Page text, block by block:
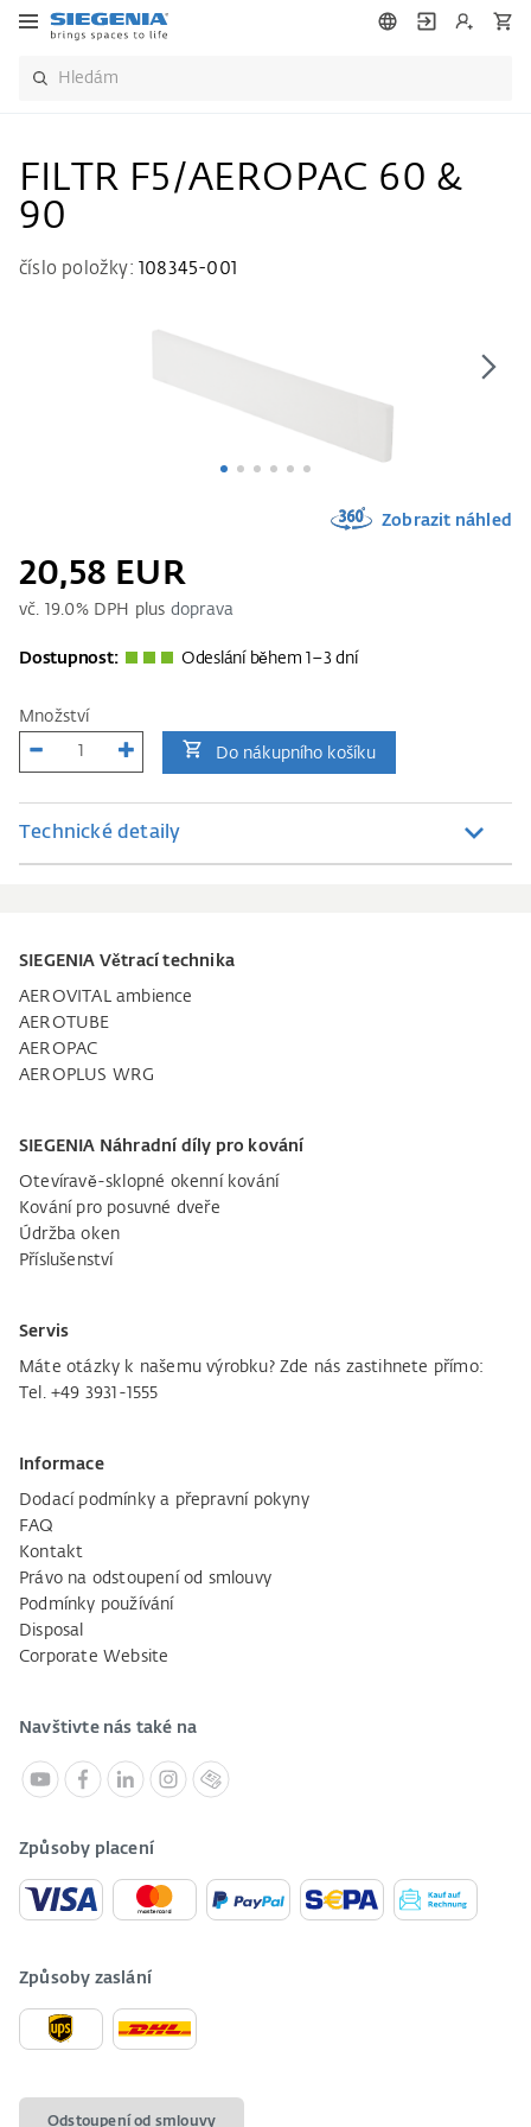
FILTR F5/AEROPAC 60 &
90
číslo položky: 108345-001
Zobrazit náhled
20,58 EUR
vč. 19.0% DPH plus doprava
Dostupnost: Odeslání během 1–3 dní
Množství
Do nákupního košíku
Technické detaily
SIEGENIA Větrací technika
AEROVITAL ambience
AEROTUBE
AEROPAC
AEROPLUS WRG
SIEGENIA Náhradní díly pro kování
Otevíravě-sklopné okenní kování
Kování pro posuvné dveře
Údržba oken
Příslušenství
Servis
Máte otázky k našemu výrobku? Zde nás zastihnete přímo:
Tel. +49 3931-1555
Informace
Dodací podmínky a přepravní pokyny
FAQ
Kontakt
Právo na odstoupení od smlouvy
Podmínky používání
Disposal
Corporate Website
Navštivte nás také na
Způsoby placení
Způsoby zaslání
Odstoupení od smlouvy